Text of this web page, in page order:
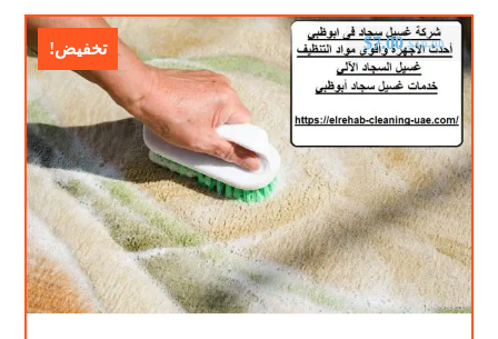
تخفيض! $10.00
$7.00